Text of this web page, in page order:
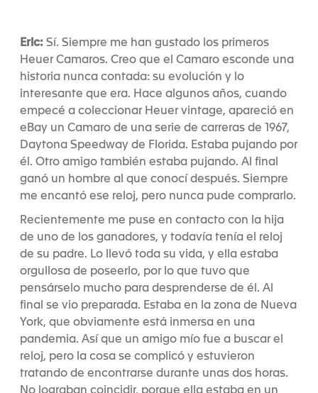
Eric: Sí. Siempre me han gustado los primeros
Heuer Camaros. Creo que el Camaro esconde una
historia nunca contada: su evolución y lo
interesante que era. Hace algunos años, cuando
empecé a coleccionar Heuer vintage, apareció en
eBay un Camaro de una serie de carreras de 1967,
Daytona Speedway de Florida. Estaba pujando por
él. Otro amigo también estaba pujando. Al final
ganó un hombre al que conocí después. Siempre
me encantó ese reloj, pero nunca pude comprarlo.
Recientemente me puse en contacto con la hija
de uno de los ganadores, y todavía tenía el reloj
de su padre. Lo llevó toda su vida, y ella estaba
orgullosa de poseerlo, por lo que tuvo que
pensárselo mucho para desprenderse de él. Al
final se vio preparada. Estaba en la zona de Nueva
York, que obviamente está inmersa en una
pandemia. Así que un amigo mío fue a buscar el
reloj, pero la cosa se complicó y estuvieron
tratando de encontrarse durante unas dos horas.